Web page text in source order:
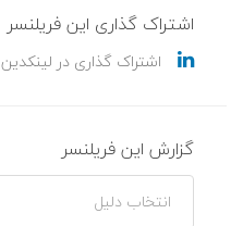
اشتراک گذاری این فریلنسر
اشتراک گذاری در لینکدین
گزارش این فریلنسر